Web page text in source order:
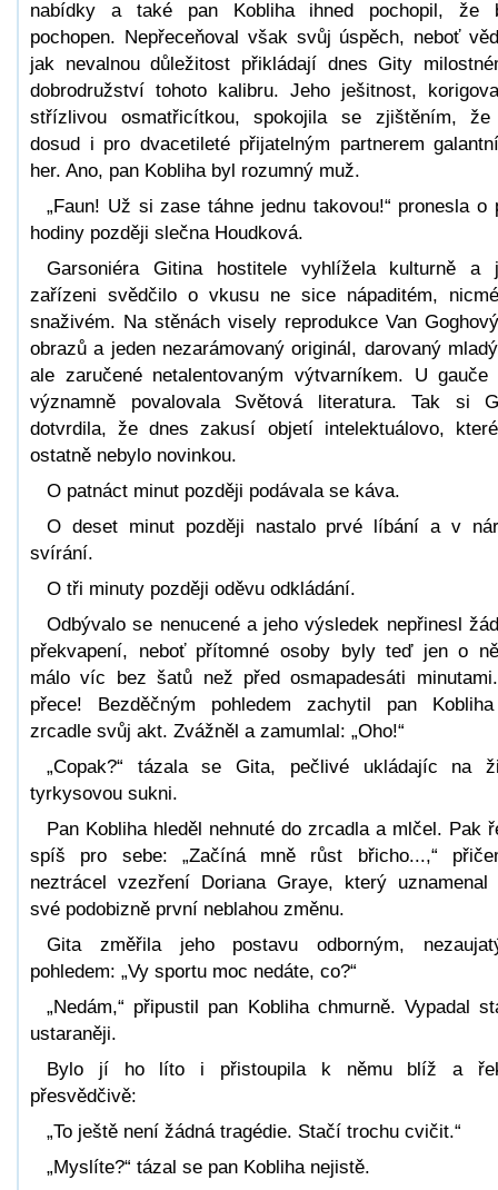
nabídky a také pan Kobliha ihned pochopil, že
pochopen. Nepřeceňoval však svůj úspěch, neboť
jak nevalnou důležitost přikládají dnes Gity
dobrodružství tohoto kalibru. Jeho ješitnost,
střízlivou osmatřicítkou, spokojila se zjištěním,
dosud i pro dvacetileté přijatelným partnerem
her. Ano, pan Kobliha byl rozumný muž.
„Faun! Už si zase táhne jednu takovou!“ pronesla o
hodiny později slečna Houdková.
Garsoniéra Gitina hostitele vyhlížela kulturně a
zařízeni svědčilo o vkusu ne sice nápaditém,
snaživém. Na stěnách visely reprodukce Van
obrazů a jeden nezarámovaný originál, darovaný
ale zaručené netalentovaným výtvarníkem. U gauče
významně povalovala Světová literatura. Tak si
dotvrdila, že dnes zakusí objetí intelektuálovo,
ostatně nebylo novinkou.
O patnáct minut později podávala se káva.
O deset minut později nastalo prvé líbání a v
svírání.
O tři minuty později oděvu odkládání.
Odbývalo se nenucené a jeho výsledek nepřinesl
překvapení, neboť přítomné osoby byly teď jen o
málo víc bez šatů než před osmapadesáti
přece! Bezděčným pohledem zachytil pan
zrcadle svůj akt. Zvážněl a zamumlal: „Oho!“
„Copak?“ tázala se Gita, pečlivé ukládajíc na
tyrkysovou sukni.
Pan Kobliha hleděl nehnuté do zrcadla a mlčel. Pak
spíš pro sebe: „Začíná mně růst břicho...,“
neztrácel vzezření Doriana Graye, který uznamenal
své podobizně první neblahou změnu.
Gita změřila jeho postavu odborným,
pohledem: „Vy sportu moc nedáte, co?“
„Nedám,“ připustil pan Kobliha chmurně. Vypadal
ustaraněji.
Bylo jí ho líto i přistoupila k němu blíž a
přesvědčivě:
„To ještě není žádná tragédie. Stačí trochu cvičit.“
„Myslíte?“ tázal se pan Kobliha nejistě.